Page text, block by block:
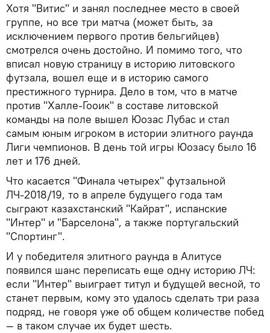
Хотя "Витис" и занял последнее место в своей
группе, но все три матча (может быть, за
исключением первого против бельгийцев)
смотрелся очень достойно. И помимо того, что
вписал новую страницу в историю литовского
футзала, вошел еще и в историю самого
престижного турнира. Дело в том, что в матче
против "Халле-Гооик" в составе литовской
команды на поле вышел Юозас Лубас и стал
самым юным игроком в истории элитного раунда
Лиги чемпионов. В день той игры Юозасу было 16
лет и 176 дней.
Что касается "Финала четырех" футзальной
ЛЧ-2018/19, то в апреле будущего года там
сыграют казахстанский "Кайрат", испанские
"Интер" и "Барселона", а также португальский
"Спортинг".
И у победителя элитного раунда в Алитусе
появился шанс переписать еще одну историю ЛЧ:
если "Интер" выиграет титул и будущей весной, то
станет первым, кому это удалось сделать три раза
подряд, не говоря уже об общем количестве побед
— в таком случае их будет шесть.